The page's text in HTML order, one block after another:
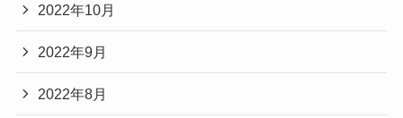
2022年10月
2022年9月
2022年8月